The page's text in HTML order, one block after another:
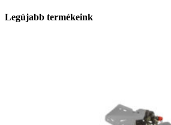
Legújabb termékeink